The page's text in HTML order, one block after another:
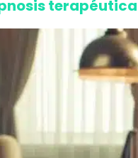
terapéutica